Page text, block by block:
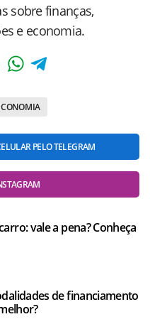
sobre finanças,
e economia.
PELO TELEGRAM
vale a pena? Conheça
de financiamento